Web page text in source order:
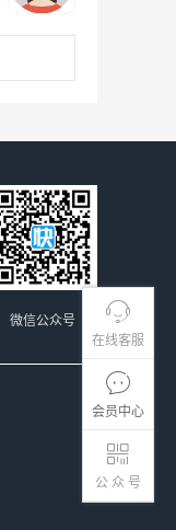
在线客服
会员中心
公 众 号
微信公众号